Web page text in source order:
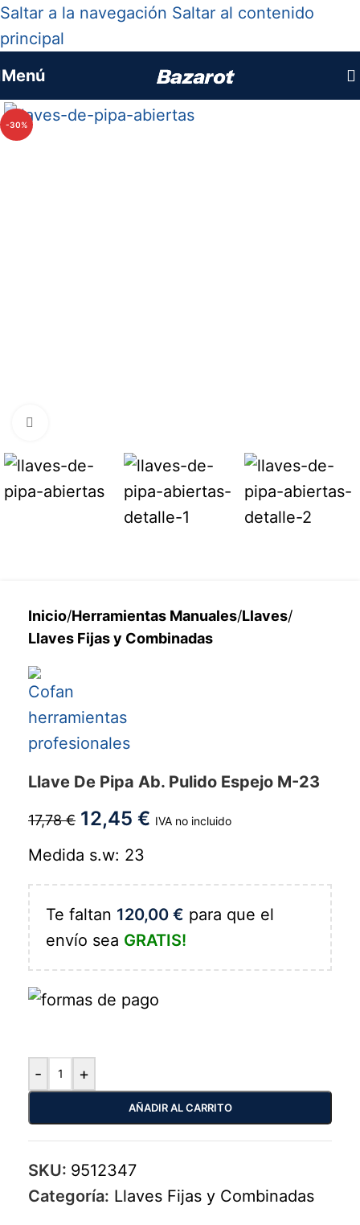
Saltar a la navegación Saltar al contenido
principal
Menú
-30%
Inicio/Herramientas Manuales/Llaves/
Llaves Fijas y Combinadas
Llave De Pipa Ab. Pulido Espejo M-23
17,78€ 12,45 € IVA no incluido
Medida s.w: 23
Te faltan 120,00 € para que el
envío sea GRATIS!
- +
AÑADIR AL CARRITO
SKU: 9512347
Categoría: Llaves Fijas y Combinadas